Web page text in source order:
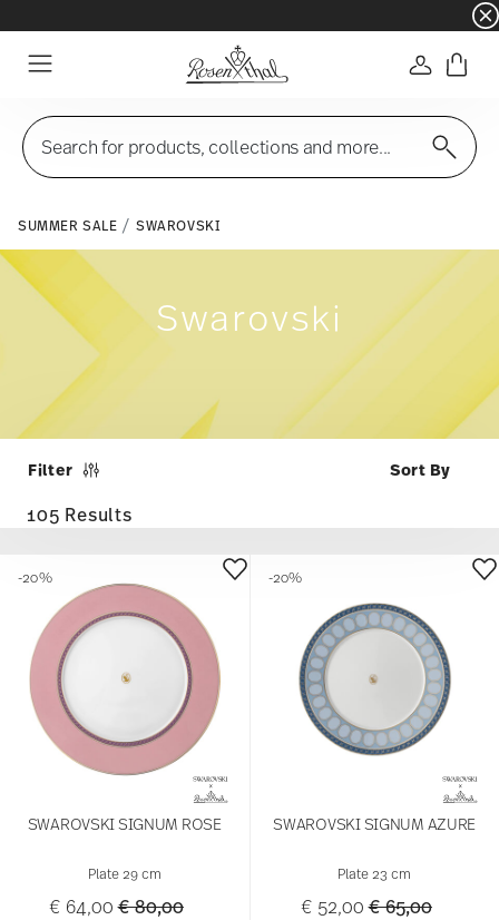
☀️ Summer SALE on selected items and
Login
Search for products, collections and more...
SUMMER SALE SWAROVSKI
Swarovski
Filter
105 Results
SWAROVSKI SIGNUM ROSE
Plate 29 cm
€ 64,00Price reduced from
€ 80,00to
-20%
SWAROVSKI SIGNUM AZURE
Plate 23 cm
€ 52,00Price reduced
€ 65,00to
-20%